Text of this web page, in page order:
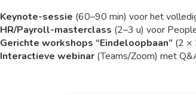
Keynote-sessie (60–90 min) voor het
HR/Payroll-masterclass (2–3 u) voor
Gerichte workshops “Eindeloopbaan” (2 ×
Interactieve webinar (Teams/Zoom) met